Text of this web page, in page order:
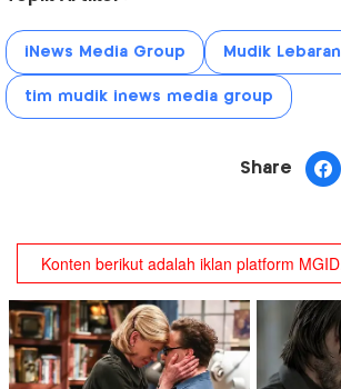
iNews Media Group Mudik Lebaran
tim mudik inews media group
Share